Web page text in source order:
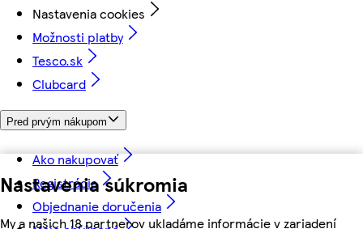
Nastavenia súkromia
My a našich 18 partnerov ukladáme informácie v zariadení
Nastavenia cookies
Možnosti platby
Tesco.sk
Clubcard
Pred prvým nákupom
Ako nakupovať
Registrácia
Objednanie doručenia